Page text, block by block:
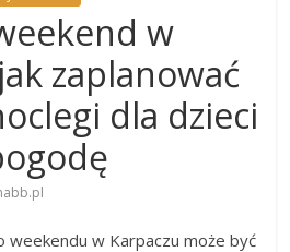
w
zaplanować
dla dzieci
weekendu w Karpaczu może być